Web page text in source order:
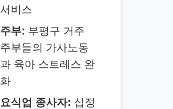
서비스
주부: 부평구 거주
주부들의 가사노동
과 육아 스트레스 완
화
요식업 종사자: 십정